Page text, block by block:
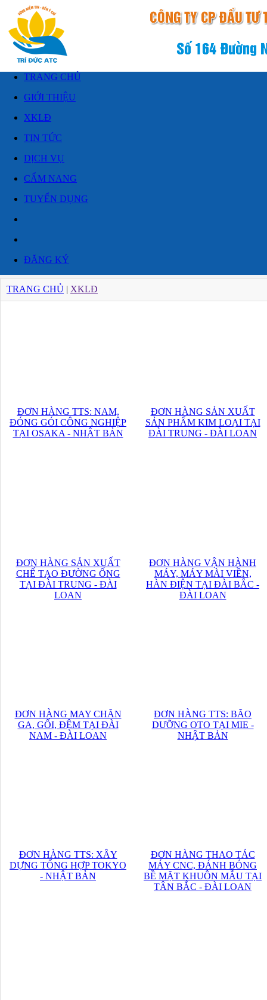
TRANG CHỦ
GIỚI THIỆU
XKLĐ
TIN TỨC
DỊCH VỤ
CẨM NANG
TUYỂN DỤNG
ĐĂNG KÝ
TRANG CHỦ | XKLĐ
ĐƠN HÀNG TTS: NAM,
ĐÓNG GÓI CÔNG NGHIỆP
TẠI OSAKA - NHẬT BẢN
ĐƠN HÀNG SẢN XUẤT
SẢN PHẨM KIM LOẠI TẠI
ĐÀI TRUNG - ĐÀI LOAN
ĐƠN HÀNG SẢN XUẤT
CHẾ TẠO ĐƯỜNG ỐNG
TẠI ĐÀI TRUNG - ĐÀI
LOAN
ĐƠN HÀNG VẬN HÀNH
MÁY, MÁY MÀI VIỀN,
HÀN ĐIỆN TẠI ĐÀI BẮC -
ĐÀI LOAN
ĐƠN HÀNG MAY CHĂN
GA, GỐI, ĐỆM TẠI ĐÀI
NAM - ĐÀI LOAN
ĐƠN HÀNG TTS: BÃO
DƯỠNG OTO TẠI MIE -
NHẬT BẢN
ĐƠN HÀNG TTS: XÂY
DỰNG TỔNG HỢP TOKYO
- NHẬT BẢN
ĐƠN HÀNG THAO TÁC
MÁY CNC, ĐÁNH BÓNG
BỀ MẶT KHUÔN MẪU TẠI
TÂN BẮC - ĐÀI LOAN